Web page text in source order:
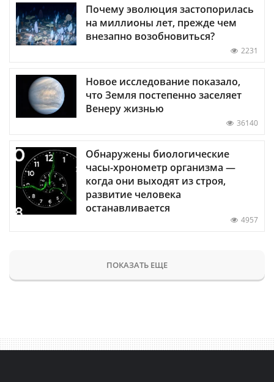
Почему эволюция застопорилась
на миллионы лет, прежде чем
внезапно возобновиться?
2231
Новое исследование показало,
что Земля постепенно заселяет
Венеру жизнью
36140
Обнаружены биологические
часы-хронометр организма —
когда они выходят из строя,
развитие человека
останавливается
4957
ПОКАЗАТЬ ЕЩЕ